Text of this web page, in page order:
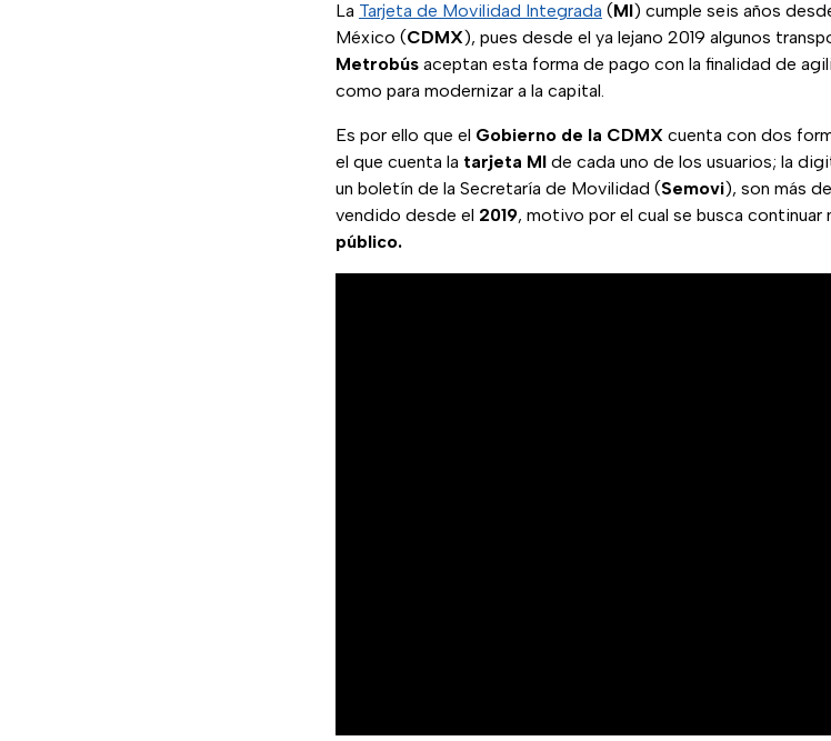
La Tarjeta de Movilidad Integrada (MI) cumple seis años
México (CDMX), pues desde el ya lejano 2019 algunos
Metrobús aceptan esta forma de pago con la finalidad de
como para modernizar a la capital.
Es por ello que el Gobierno de la CDMX cuenta con dos
el que cuenta la tarjeta MI de cada uno de los usuarios; la
un boletín de la Secretaría de Movilidad (Semovi), son más
vendido desde el 2019, motivo por el cual se busca continuar
público.